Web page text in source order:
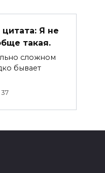
Я не
такая.
сложном
бывает
37